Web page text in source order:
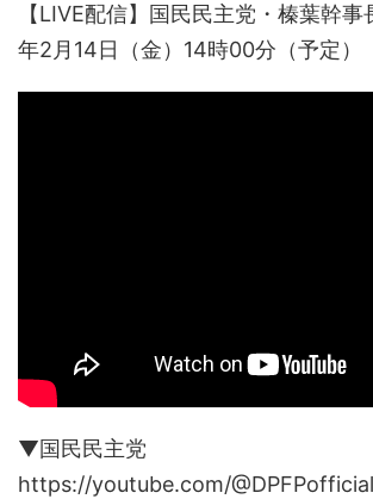
【LIVE配信】国民民主党・榛葉幹
年2月14日（金）14時00分（予定）
▼国民民主党
https://youtube.com/